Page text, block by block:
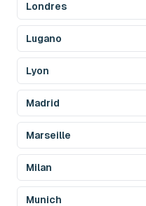
Londres
Lugano
Lyon
Madrid
Marseille
Milan
Munich